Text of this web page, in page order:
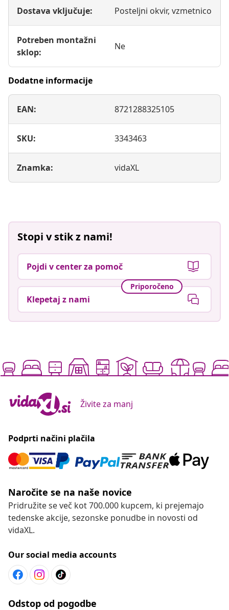
Dostava vključuje: Posteljni okvir, vzmetnico
Potreben montažni
sklop:
Ne
Dodatne informacije
EAN: 8721288325105
SKU: 3343463
Znamka: vidaXL
Stopi v stik z nami!
Pojdi v center za pomoč
Priporočeno
Klepetaj z nami
Živite za manj
Podprti načini plačila
Naročite se na naše novice
Pridružite se več kot 700.000 kupcem, ki prejemajo
tedenske akcije, sezonske ponudbe in novosti od
vidaXL.
Our social media accounts
Odstop od pogodbe